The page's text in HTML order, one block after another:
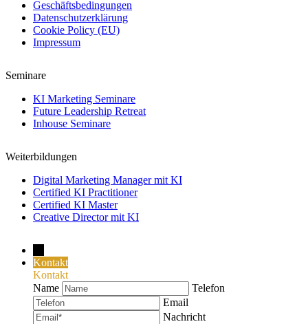
Geschäftsbedingungen
Datenschutzerklärung
Cookie Policy (EU)
Impressum
Seminare
KI Marketing Seminare
Future Leadership Retreat
Inhouse Seminare
Weiterbildungen
Digital Marketing Manager mit KI
Certified KI Practitioner
Certified KI Master
Creative Director mit KI
Kontakt
Kontakt
Name
Telefon
Email
Nachricht